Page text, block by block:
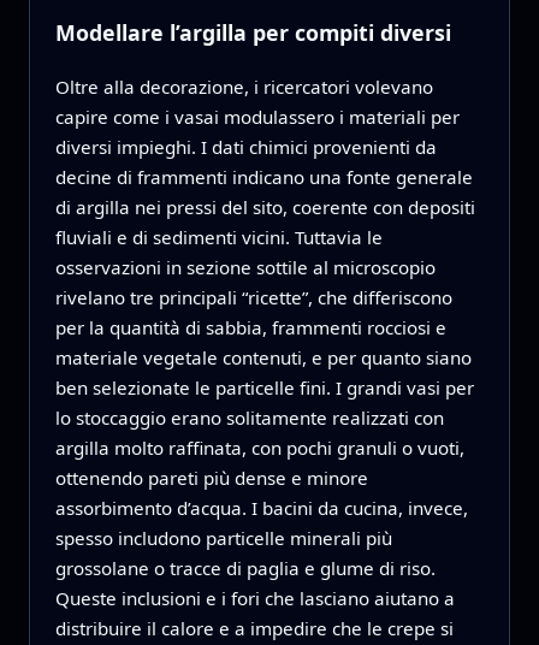
Modellare l’argilla per compiti diversi
Oltre alla decorazione, i ricercatori volevano
capire come i vasai modulassero i materiali per
diversi impieghi. I dati chimici provenienti da
decine di frammenti indicano una fonte generale
di argilla nei pressi del sito, coerente con depositi
fluviali e di sedimenti vicini. Tuttavia le
osservazioni in sezione sottile al microscopio
rivelano tre principali “ricette”, che differiscono
per la quantità di sabbia, frammenti rocciosi e
materiale vegetale contenuti, e per quanto siano
ben selezionate le particelle fini. I grandi vasi per
lo stoccaggio erano solitamente realizzati con
argilla molto raffinata, con pochi granuli o vuoti,
ottenendo pareti più dense e minore
assorbimento d’acqua. I bacini da cucina, invece,
spesso includono particelle minerali più
grossolane o tracce di paglia e glume di riso.
Queste inclusioni e i fori che lasciano aiutano a
distribuire il calore e a impedire che le crepe si